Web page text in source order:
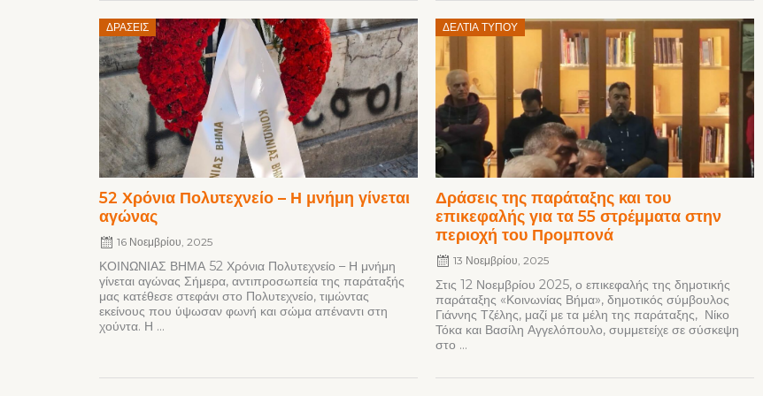
ΔΡΆΣΕΙΣ
52 Χρόνια Πολυτεχνείο – Η μνήμη γίνεται
αγώνας
Posted
on
16 Νοεμβρίου, 2025
ΚΟΙΝΩΝΙΑΣ ΒΗΜΑ 52 Χρόνια Πολυτεχνείο – Η μνήμη
γίνεται αγώνας Σήμερα, αντιπροσωπεία της παράταξής
μας κατέθεσε στεφάνι στο Πολυτεχνείο, τιμώντας
εκείνους που ύψωσαν φωνή και σώμα απέναντι στη
χούντα. Η ...
ΔΕΛΤΊΑ ΤΎΠΟΥ
Δράσεις της παράταξης και του
επικεφαλής για τα 55 στρέμματα στην
περιοχή του Προμπονά
Posted
13 Νοεμβρίου, 2025
Στις 12 Νοεμβρίου 2025, ο επικεφαλής της δημοτικής
παράταξης «Κοινωνίας Βήμα», δημοτικός σύμβουλος
Γιάννης Τζέλης, μαζί με τα μέλη της παράταξης, Νίκο
Τόκα και Βασίλη Αγγελόπουλο, συμμετείχε σε σύσκεψη
στο ...